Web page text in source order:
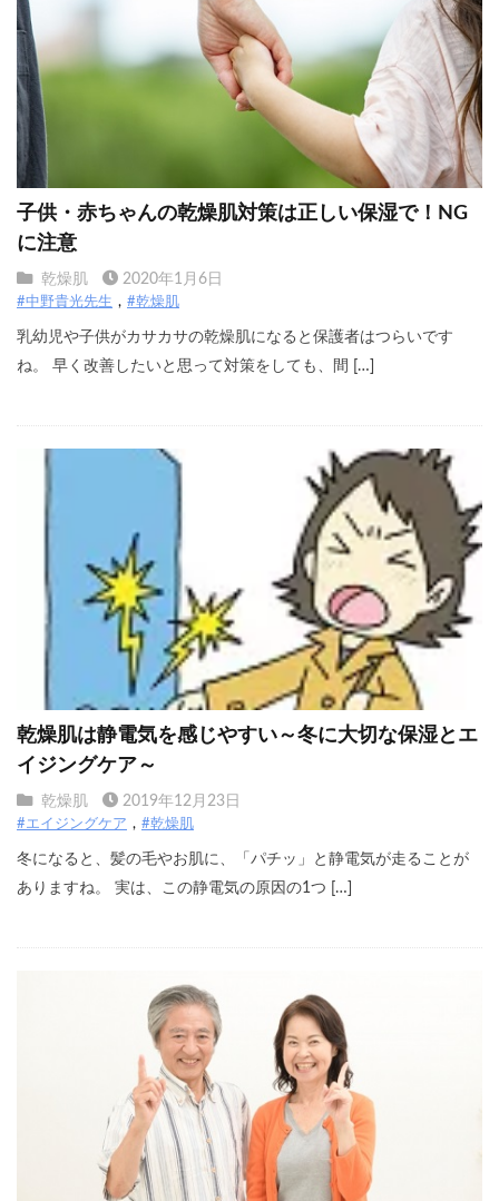
子供・赤ちゃんの乾燥肌対策は正しい保湿で！NG
に注意
乾燥肌 2020年1月6日
#中野貴光先生 #乾燥肌
乳幼児や子供がカサカサの乾燥肌になると保護者はつらいです
ね。 早く改善したいと思って対策をしても、間 […]
乾燥肌は静電気を感じやすい～冬に大切な保湿とエ
イジングケア～
乾燥肌 2019年12月23日
#エイジングケア #乾燥肌
冬になると、髪の毛やお肌に、「パチッ」と静電気が走ることが
ありますね。 実は、この静電気の原因の1つ […]